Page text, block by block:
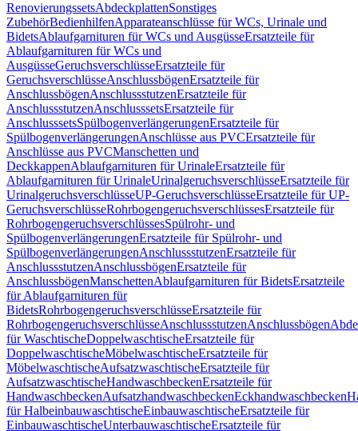
RenovierungssetsAbdeckplattenSonstiges
ZubehörBedienhilfenApparateanschlüsse für WCs, Urinale und
BidetsAblaufgarnituren für WCs und AusgüsseErsatzteile für
Ablaufgarnituren für WCs und
AusgüsseGeruchsverschlüsseErsatzteile für
GeruchsverschlüsseAnschlussbögenErsatzteile für
AnschlussbögenAnschlussstutzenErsatzteile für
AnschlussstutzenAnschlusssetsErsatzteile für
AnschlusssetsSpülbogenverlängerungenErsatzteile für
SpülbogenverlängerungenAnschlüsse aus PVCErsatzteile für
Anschlüsse aus PVCManschetten und
DeckkappenAblaufgarnituren für UrinaleErsatzteile für
Ablaufgarnituren für UrinaleUrinalgeruchsverschlüsseErsatzteile für
UrinalgeruchsverschlüsseUP-GeruchsverschlüsseErsatzteile für UP-
GeruchsverschlüsseRohrbogengeruchsverschlüssesErsatzteile für
RohrbogengeruchsverschlüssesSpülrohr- und
SpülbogenverlängerungenErsatzteile für Spülrohr- und
SpülbogenverlängerungenAnschlussstutzenErsatzteile für
AnschlussstutzenAnschlussbögenErsatzteile für
AnschlussbögenManschettenAblaufgarnituren für BidetsErsatzteile
für Ablaufgarnituren für
BidetsRohrbogengeruchsverschlüsseErsatzteile für
RohrbogengeruchsverschlüsseAnschlussstutzenAnschlussbögen
für WaschtischeDoppelwaschtischeErsatzteile für
DoppelwaschtischeMöbelwaschtischeErsatzteile für
MöbelwaschtischeAufsatzwaschtischeErsatzteile für
AufsatzwaschtischeHandwaschbeckenErsatzteile für
HandwaschbeckenAufsatzhandwaschbeckenEckhandwaschbecken
für HalbeinbauwaschtischeEinbauwaschtischeErsatzteile für
EinbauwaschtischeUnterbauwaschtischeErsatzteile für